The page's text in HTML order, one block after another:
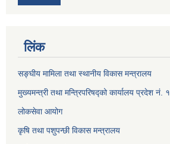
लिंक
सङ्घीय मामिला तथा स्थानीय विकास मन्त्रालय
मुख्यमन्त्री तथा मन्त्रिपरिषद्को कार्यालय प्रदेश नं. १
लोकसेवा आयोग ​​​​
कृषि तथा पशुपन्छी विकास मन्त्रालय